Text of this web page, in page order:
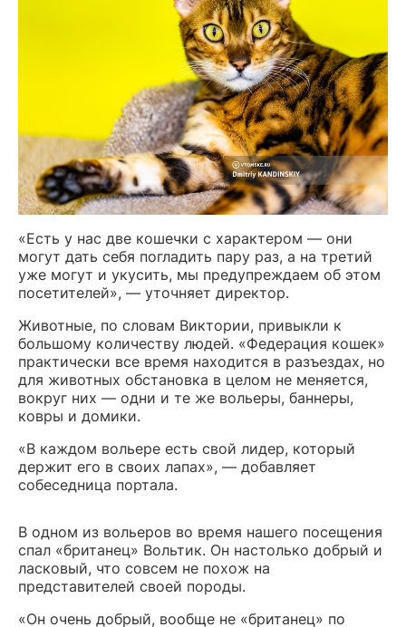
«Есть у нас две кошечки с характером — они
могут дать себя погладить пару раз, а на третий
уже могут и укусить, мы предупреждаем об этом
посетителей», — уточняет директор.
Животные, по словам Виктории, привыкли к
большому количеству людей. «Федерация кошек»
практически все время находится в разъездах, но
для животных обстановка в целом не меняется,
вокруг них — одни и те же вольеры, баннеры,
ковры и домики.
«В каждом вольере есть свой лидер, который
держит его в своих лапах», — добавляет
собеседница портала.
В одном из вольеров во время нашего посещения
спал «британец» Вольтик. Он настолько добрый и
ласковый, что совсем не похож на
представителей своей породы.
«Он очень добрый, вообще не «британец» по